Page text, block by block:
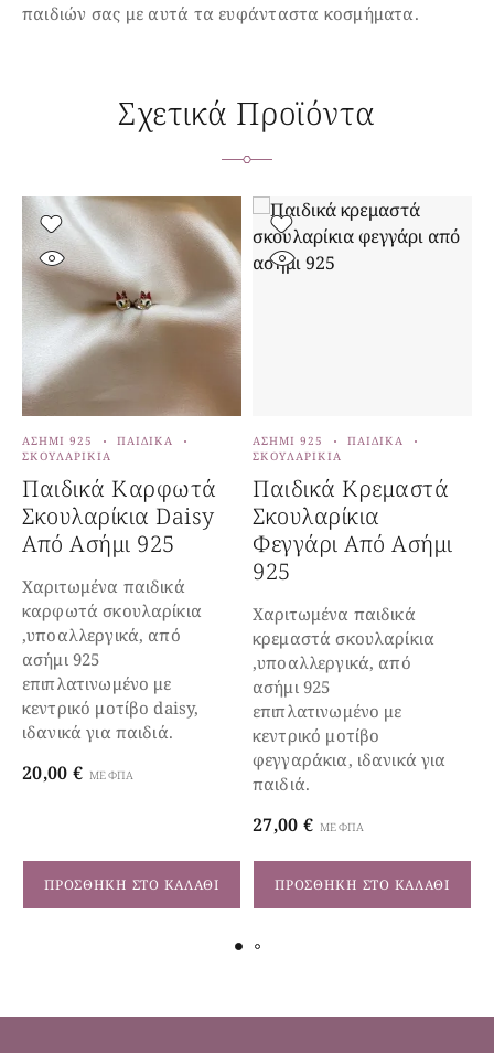
παιδιών σας με αυτά τα ευφάνταστα κοσμήματα.
Σχετικά Προϊόντα
ΠΡΟΣΘΉΚΗ ΣΤΟ ΚΑΛΆΘΙ
ΑΣΉΜΙ 925
ΠΑΙΔΙΚΆ
ΣΚΟΥΛΑΡΊΚΙΑ
Παιδικά Καρφωτά
Σκουλαρίκια Daisy
Από Ασήμι 925
Χαριτωμένα παιδικά
καρφωτά σκουλαρίκια
,υποαλλεργικά, από
ασήμι 925
επιπλατινωμένο με
κεντρικό μοτίβο daisy,
ιδανικά για παιδιά.
20,00 € ΜΕ ΦΠΑ
ΠΡΟΣΘΉΚΗ ΣΤΟ ΚΑΛΆΘΙ
ΑΣΉΜΙ 925
ΠΑΙΔΙΚΆ
ΣΚΟΥΛΑΡΊΚΙΑ
Παιδικά Κρεμαστά
Σκουλαρίκια
Φεγγάρι Από Ασήμι
925
Χαριτωμένα παιδικά
κρεμαστά σκουλαρίκια
,υποαλλεργικά, από
ασήμι 925
επιπλατινωμένο με
κεντρικό μοτίβο
φεγγαράκια, ιδανικά για
παιδιά.
27,00 € ΜΕ ΦΠΑ